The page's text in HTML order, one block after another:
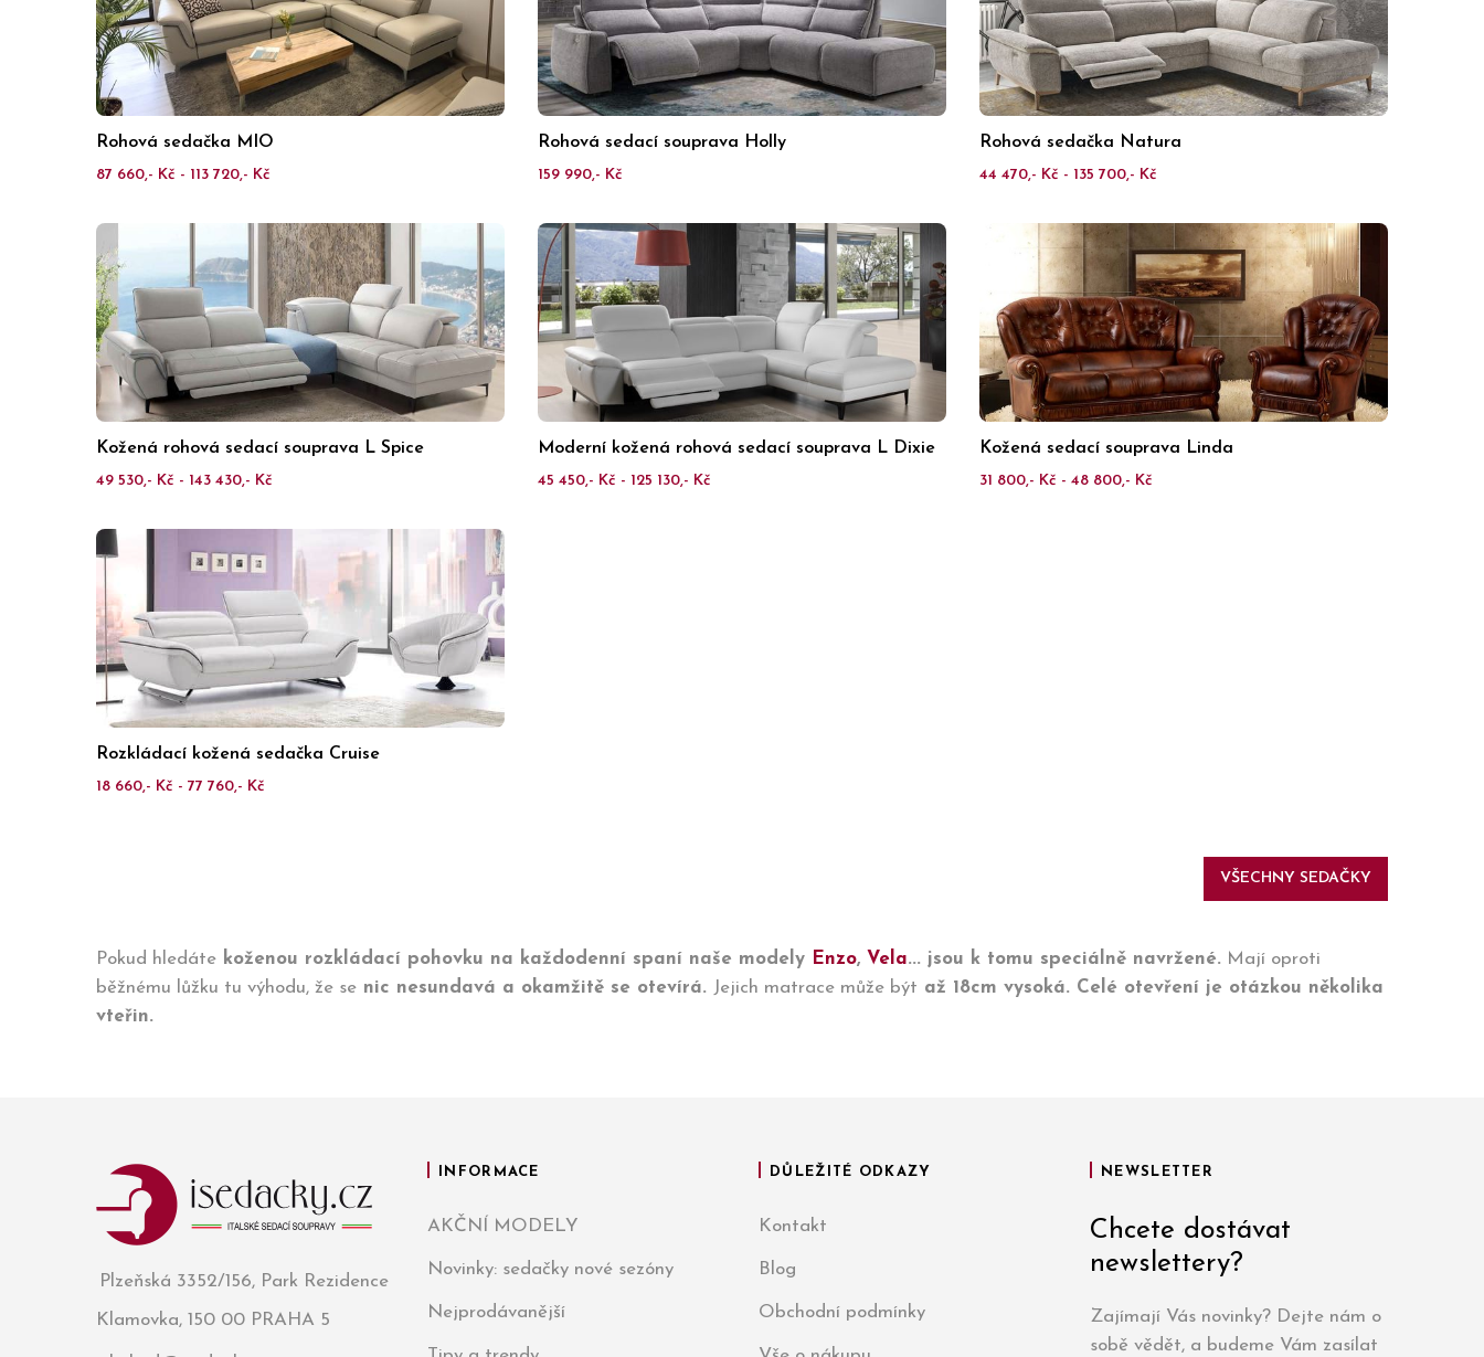
Rohová sedačka MIO
87 660,- Kč - 113 720,- Kč
Rohová sedací souprava Holly
159 990,- Kč
Rohová sedačka Natura
44 470,- Kč - 135 700,- Kč
Kožená rohová sedací souprava L Spice
49 530,- Kč - 143 430,- Kč
Moderní kožená rohová sedací souprava L Dixie
45 450,- Kč - 125 130,- Kč
Kožená sedací souprava Linda
31 800,- Kč - 48 800,- Kč
Rozkládací kožená sedačka Cruise
18 660,- Kč - 77 760,- Kč
VŠECHNY SEDAČKY
Pokud hledáte koženou rozkládací pohovku na každodenní spaní naše modely Enzo, Vela... jsou k tomu speciálně navržené. Mají oproti
běžnému lůžku tu výhodu, že se nic nesundavá a okamžitě se otevírá. Jejich matrace může být až 18cm vysoká. Celé otevření je otázkou několika
vteřin.
Plzeňská 3352/156, Park Rezidence
Klamovka, 150 00 PRAHA 5
INFORMACE
AKČNÍ MODELY
Novinky: sedačky nové sezóny
Nejprodávanější
DŮLEŽITÉ ODKAZY
Kontakt
Blog
Obchodní podmínky
NEWSLETTER
Chcete dostávat
newslettery?
Zajímají Vás novinky? Dejte nám o
sobě vědět, a budeme Vám zasílat